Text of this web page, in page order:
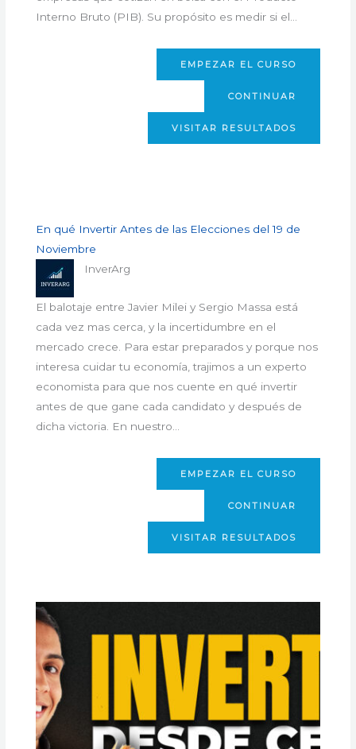
Interno Bruto (PIB). Su propósito es medir si el…
EMPEZAR EL CURSO
CONTINUAR
VISITAR RESULTADOS
En qué Invertir Antes de las Elecciones del 19 de
Noviembre
InverArg
El balotaje entre Javier Milei y Sergio Massa está
cada vez mas cerca, y la incertidumbre en el
mercado crece. Para estar preparados y porque nos
interesa cuidar tu economía, trajimos a un experto
economista para que nos cuente en qué invertir
antes de que gane cada candidato y después de
dicha victoria. En nuestro…
EMPEZAR EL CURSO
CONTINUAR
VISITAR RESULTADOS